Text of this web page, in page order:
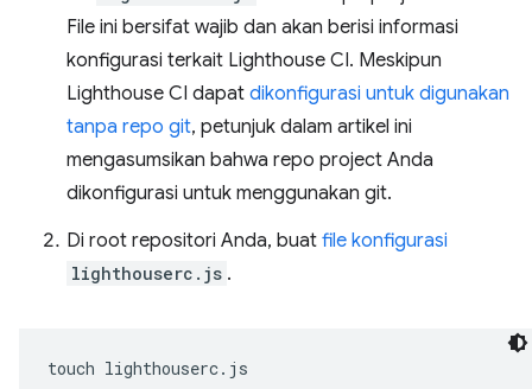
File ini bersifat wajib dan akan berisi informasi
konfigurasi terkait Lighthouse CI. Meskipun
Lighthouse CI dapat dikonfigurasi untuk digunakan
tanpa repo git, petunjuk dalam artikel ini
mengasumsikan bahwa repo project Anda
dikonfigurasi untuk menggunakan git.
Di root repositori Anda, buat file konfigurasi
lighthouserc.js .
touch